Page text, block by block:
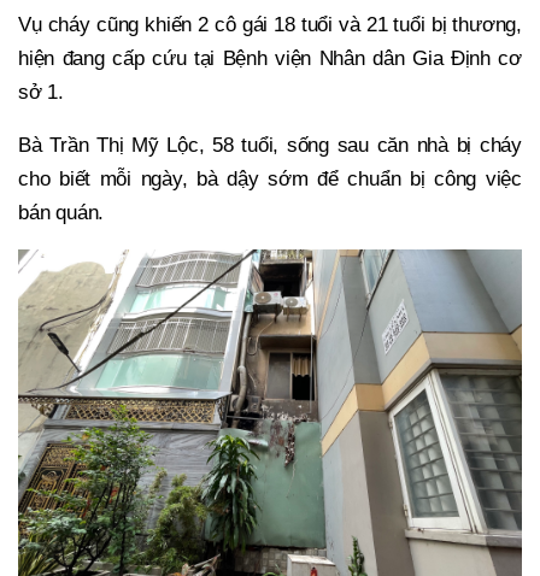
Vụ cháy cũng khiến 2 cô gái 18 tuổi và 21 tuổi bị thương,
hiện đang cấp cứu tại Bệnh viện Nhân dân Gia Định cơ
sở 1.
Bà Trần Thị Mỹ Lộc, 58 tuổi, sống sau căn nhà bị cháy
cho biết mỗi ngày, bà dậy sớm để chuẩn bị công việc
bán quán.